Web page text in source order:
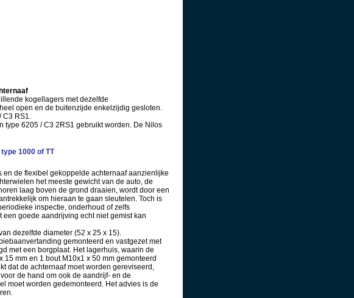
kogellagers met dezelfde
open en de buitenzijde enkelzijdig gesloten.
C3 RS1.
type 6205 / C3 2RS1 gebruikt worden. De Nilos
1000 of TT
de flexibel gekoppelde achternaaf aanzienlijke
het meeste gewicht van de auto, de
laag boven de grond draaien, wordt door een
om hieraan te gaan sleutelen. Toch is
inspectie, onderhoud of zelfs
goede aandrijving echt niet gemist kan
dezelfde diameter (52 x 25 x 15).
gemonteerd en vastgezet met
met een borgplaat. Het lagerhuis, waarin de
mm en 1 bout M10x1 x 50 mm gemonteerd
dat de achternaaf moet worden gereviseerd,
de hand om ook de aandrijf- en de
moet worden gedemonteerd. Het advies is de